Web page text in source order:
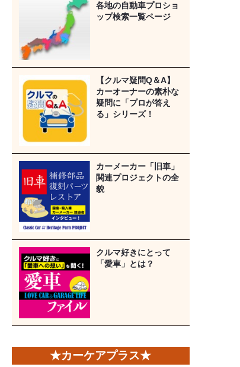
各地の自動車プロショ
ップ検索一覧ページ
【クルマ疑問Q＆A】
カーオーナーの素朴な
疑問に「プロが答え
る」シリーズ！
カーメーカー「旧車」
関連プロジェクトの全
貌
クルマ好きにとって
「愛車」とは？